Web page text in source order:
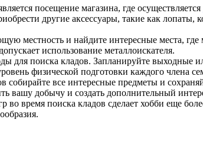
посещение магазина, где осуществляется
другие аксессуары, такие как
местность и найдите интересные места,
использование металлоискателя.
для поиска кладов. Запланируйте выходные
физической подготовки каждого члена
собирайте все интересные предметы и
вашу добычу и создать дополнительный
во время поиска кладов сделает хобби еще